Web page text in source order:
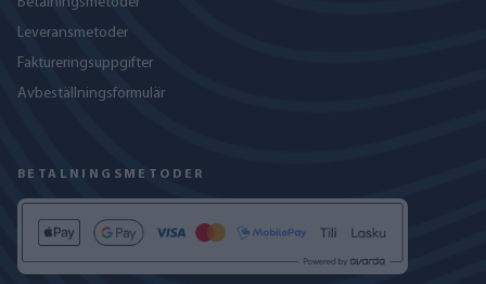
Leveransmetoder
Faktureringsuppgifter
Avbeställningsformulär
BETALNINGSMETODER